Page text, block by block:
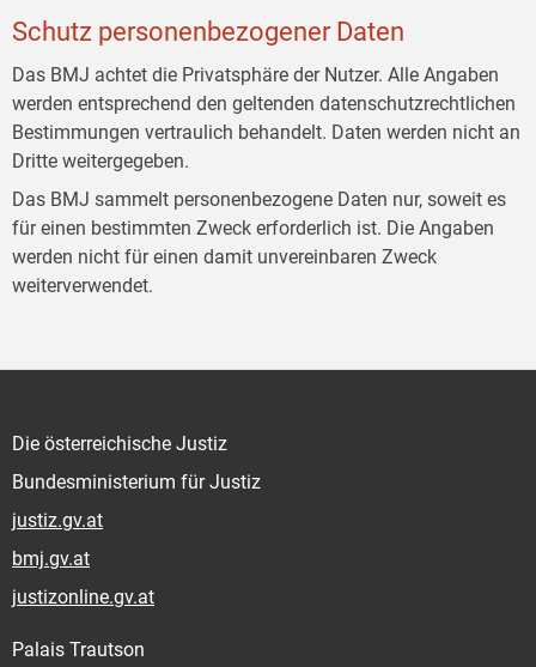
Schutz personenbezogener Daten
Das BMJ achtet die Privatsphäre der Nutzer. Alle Angaben
werden entsprechend den geltenden datenschutzrechtlichen
Bestimmungen vertraulich behandelt. Daten werden nicht an
Dritte weitergegeben.
Das BMJ sammelt personenbezogene Daten nur, soweit es
für einen bestimmten Zweck erforderlich ist. Die Angaben
werden nicht für einen damit unvereinbaren Zweck
weiterverwendet.
Die österreichische Justiz
Bundesministerium für Justiz
justiz.gv.at
bmj.gv.at
justizonline.gv.at
Palais Trautson